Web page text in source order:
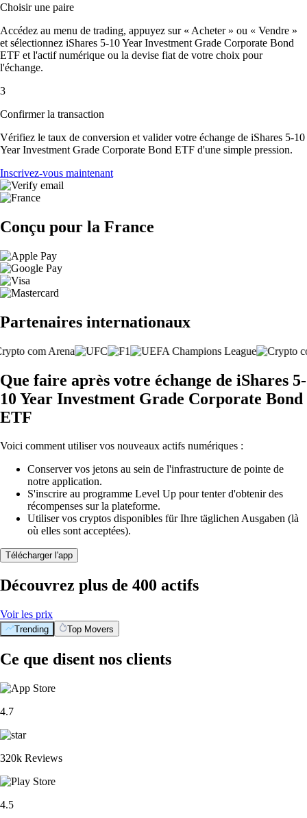
Choisir une paire
Accédez au menu de trading, appuyez sur « Acheter » ou « Vendre »
et sélectionnez iShares 5-10 Year Investment Grade Corporate Bond
ETF et l'actif numérique ou la devise fiat de votre choix pour
l'échange.
3
Confirmer la transaction
Vérifiez le taux de conversion et valider votre échange de iShares 5-10
Year Investment Grade Corporate Bond ETF d'une simple pression.
Inscrivez-vous maintenant
Conçu pour la France
Partenaires internationaux
Que faire après votre échange de iShares 5-
10 Year Investment Grade Corporate Bond
ETF
Voici comment utiliser vos nouveaux actifs numériques :
Conserver vos jetons au sein de l'infrastructure de pointe de
notre application.
S'inscrire au programme Level Up pour tenter d'obtenir des
récompenses sur la plateforme.
Utiliser vos cryptos disponibles für Ihre täglichen Ausgaben (là
où elles sont acceptées).
Télécharger l'app
Découvrez plus de 400 actifs
Voir les prix
Trending Top Movers
Ce que disent nos clients
4.7
320k Reviews
4.5